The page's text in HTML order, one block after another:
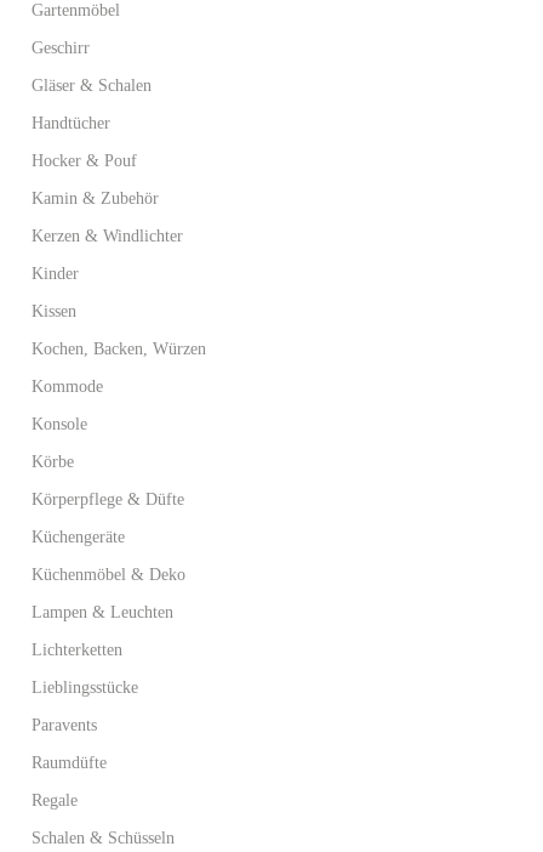
Gartenmöbel
Geschirr
Gläser & Schalen
Handtücher
Hocker & Pouf
Kamin & Zubehör
Kerzen & Windlichter
Kinder
Kissen
Kochen, Backen, Würzen
Kommode
Konsole
Körbe
Körperpflege & Düfte
Küchengeräte
Küchenmöbel & Deko
Lampen & Leuchten
Lichterketten
Lieblingsstücke
Paravents
Raumdüfte
Regale
Schalen & Schüsseln